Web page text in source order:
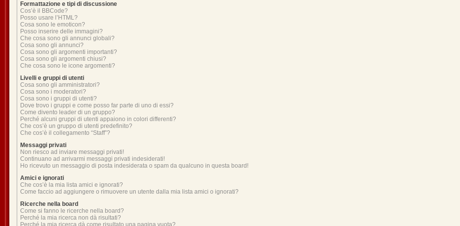
Formattazione e tipi di discussione
Cos’è il BBCode?
Posso usare l’HTML?
Cosa sono le emoticon?
Posso inserire delle immagini?
Che cosa sono gli annunci globali?
Cosa sono gli annunci?
Cosa sono gli argomenti importanti?
Cosa sono gli argomenti chiusi?
Che cosa sono le icone argomenti?
Livelli e gruppi di utenti
Cosa sono gli amministratori?
Cosa sono i moderatori?
Cosa sono i gruppi di utenti?
Dove trovo i gruppi e come posso far parte di uno di essi?
Come divento leader di un gruppo?
Perché alcuni gruppi di utenti appaiono in colori differenti?
Che cos’è un gruppo di utenti predefinito?
Che cos’è il collegamento “Staff”?
Messaggi privati
Non riesco ad inviare messaggi privati!
Continuano ad arrivarmi messaggi privati indesiderati!
Ho ricevuto un messaggio di posta indesiderata o spam da qualcuno in questa board!
Amici e ignorati
Che cos’è la mia lista amici e ignorati?
Come faccio ad aggiungere o rimuovere un utente dalla mia lista amici o ignorati?
Ricerche nella board
Come si fanno le ricerche nella board?
Perché la mia ricerca non dà risultati?
Perché la mia ricerca dà come risultato una pagina vuota?